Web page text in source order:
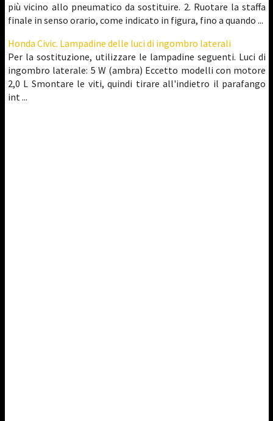
più vicino allo pneumatico da sostituire. 2. Ruotare la staffa
finale in senso orario, come indicato in figura, fino a quando ...
Honda Civic. Lampadine delle luci di ingombro laterali
Per la sostituzione, utilizzare le lampadine seguenti. Luci di
ingombro laterale: 5 W (ambra) Eccetto modelli con motore
2,0 L Smontare le viti, quindi tirare all'indietro il parafango
int ...